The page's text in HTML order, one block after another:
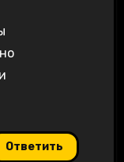
Ответить